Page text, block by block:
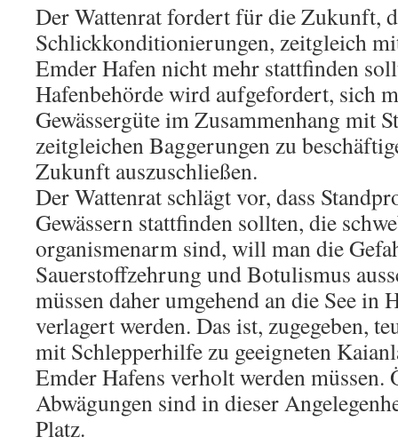
Der Wattenrat fordert für die Zukunft,
Schlickkonditionierungen, zeitgleich
Emder Hafen nicht mehr stattfinden
Hafenbehörde wird aufgefordert, sich
Gewässergüte im Zusammenhang mit
zeitgleichen Baggerungen zu
Zukunft auszuschließen.
Der Wattenrat schlägt vor, dass
Gewässern stattfinden sollten, die
organismenarm sind, will man die
Sauerstoffzehrung und Botulismus
müssen daher umgehend an die See in
verlagert werden. Das ist, zugegeben,
mit Schlepperhilfe zu geeigneten
Emder Hafens verholt werden müssen.
Abwägungen sind in dieser
Platz.